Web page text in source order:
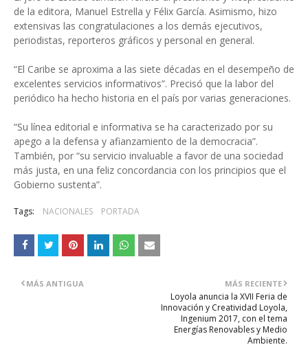
de la editora, Manuel Estrella y Félix García. Asimismo, hizo
extensivas las congratulaciones a los demás ejecutivos,
periodistas, reporteros gráficos y personal en general.
“El Caribe se aproxima a las siete décadas en el desempeño de
excelentes servicios informativos”. Precisó que la labor del
periódico ha hecho historia en el país por varias generaciones.
“Su línea editorial e informativa se ha caracterizado por su
apego a la defensa y afianzamiento de la democracia”.
También, por “su servicio invaluable a favor de una sociedad
más justa, en una feliz concordancia con los principios que el
Gobierno sustenta”.
Tags: NACIONALES PORTADA
MÁS RECIENTE
Loyola anuncia la XVII Feria de
Innovación y Creatividad Loyola,
Ingenium 2017, con el tema
Energías Renovables y Medio
Ambiente.
MÁS ANTIGUA